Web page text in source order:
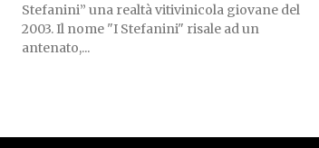
Stefanini” una realtà vitivinicola giovane del
2003. Il nome "I Stefanini" risale ad un
antenato,...